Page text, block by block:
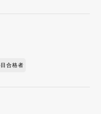
合格者